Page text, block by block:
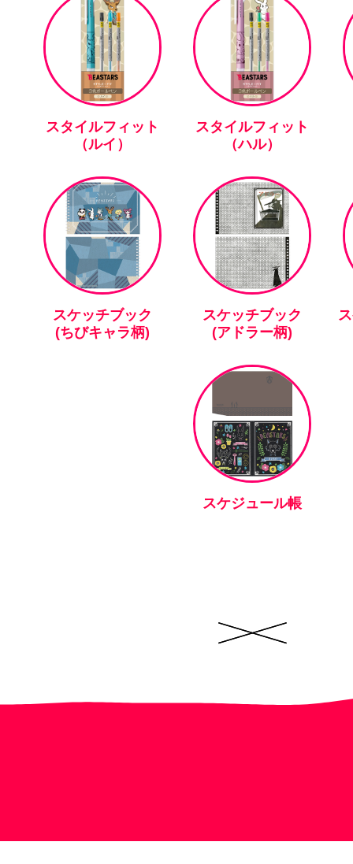
スタイルフィット
（ルイ）
スタイルフィット
（ハル）
スケッチブック
(ちびキャラ柄)
スケッチブック
(アドラー柄)
スケジュール帳